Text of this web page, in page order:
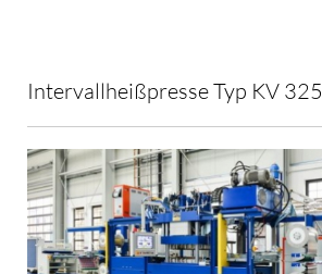
Intervallheißpresse Typ KV 325